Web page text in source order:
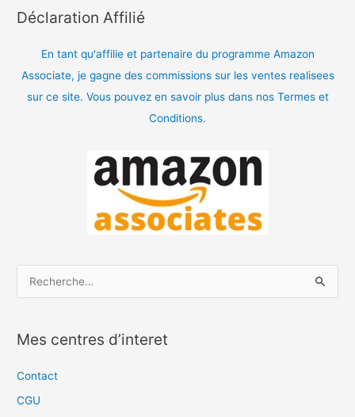
Déclaration Affilié
En tant qu'affilie et partenaire du programme Amazon
Associate, je gagne des commissions sur les ventes realisees
sur ce site. Vous pouvez en savoir plus dans nos Termes et
Conditions.
h
e
Mes centres d’interet
Contact
CGU